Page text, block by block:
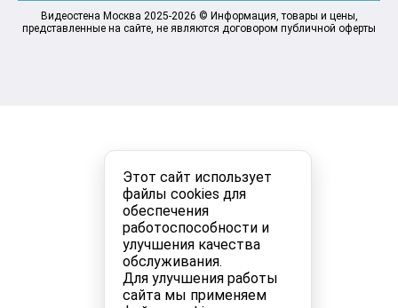
Этот сайт использует
файлы cookies для
обеспечения
работоспособности и
улучшения качества
обслуживания.
Для улучшения работы
сайта мы применяем
Видеостена Москва 2025-2026 © Информация, товары и цены,
представленные на сайте, не являются договором публичной оферты